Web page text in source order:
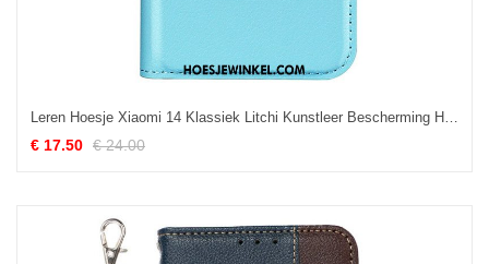
Leren Hoesje Xiaomi 14 Klassiek Litchi Kunstleer Bescherming Hoesje
€ 17.50 € 24.00